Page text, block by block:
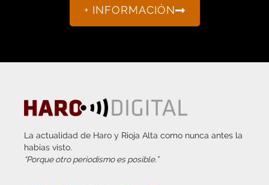
+ INFORMACIÓN
La actualidad de Haro y Rioja Alta como nunca antes la
habías visto.
“Porque otro periodismo es posible.”